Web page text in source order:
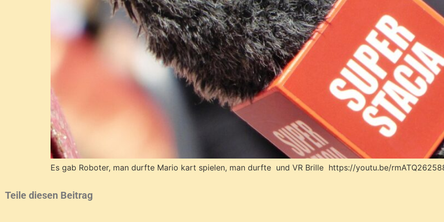
Es gab Roboter, man durfte Mario kart spielen, man durfte und VR Brille https://youtu.be/
Teile diesen Beitrag